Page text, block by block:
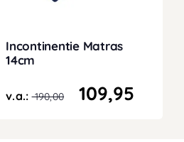
Incontinentie Matras
14cm
v.a.:190,00 109,95